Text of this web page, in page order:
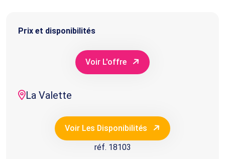
Prix et disponibilités
Voir L'offre
La Valette
Voir Les Disponibilités
réf. 18103